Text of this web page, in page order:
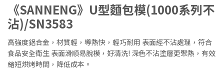
《SANNENG》U型麵包模(1000系列不
沾)/SN3583
高強度鋁合金，材質輕，導熱快，輕巧耐用 表面經不沾處理，符合
食品安全衛生 表面滑順易脫模，好清洗! 深色不沾塗層更聚熱，有效
縮短烘烤時間，降低成本。